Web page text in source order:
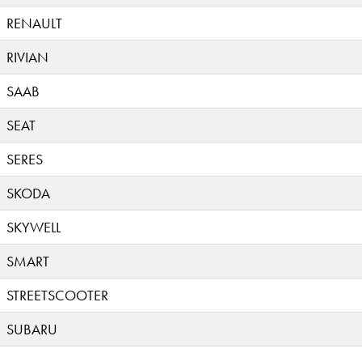
RENAULT
RIVIAN
SAAB
SEAT
SERES
SKODA
SKYWELL
SMART
STREETSCOOTER
SUBARU